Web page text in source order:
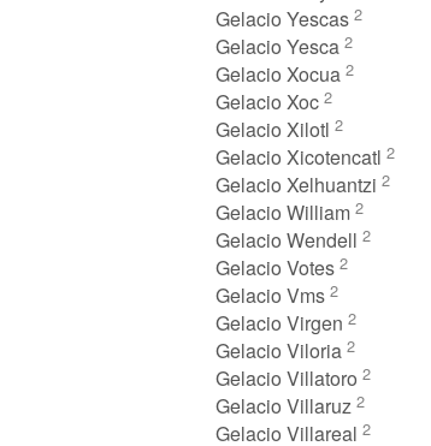
Gelacio Yescas2
Gelacio Yesca2
Gelacio Xocua2
Gelacio Xoc2
Gelacio Xilotl2
Gelacio Xicotencatl2
Gelacio Xelhuantzi2
Gelacio William2
Gelacio Wendell2
Gelacio Votes2
Gelacio Vms2
Gelacio Virgen2
Gelacio Viloria2
Gelacio Villatoro2
Gelacio Villaruz2
Gelacio Villareal2